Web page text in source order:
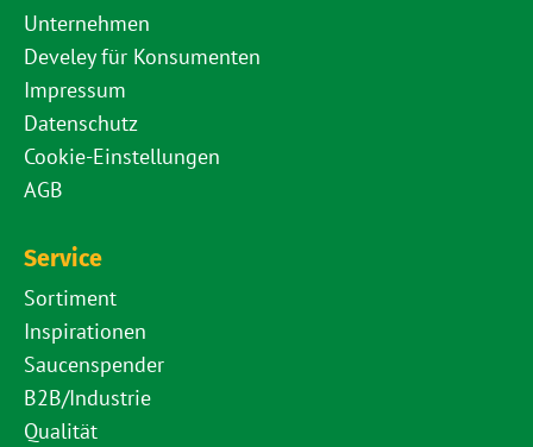
Unternehmen
Develey für Konsumenten
Impressum
Datenschutz
Cookie-Einstellungen
AGB
Service
Sortiment
Inspirationen
Saucenspender
B2B/Industrie
Qualität